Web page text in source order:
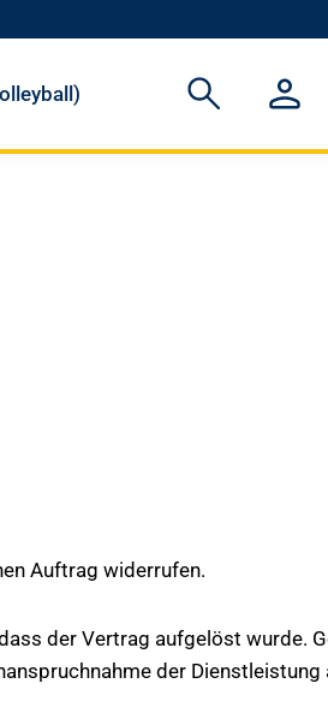
Auftrag widerrufen.
der Vertrag aufgelöst wurde.
der Dienstleistung